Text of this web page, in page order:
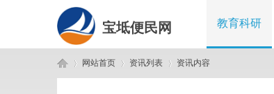
宝坻便民网 教育科研
网站首页 资讯列表 资讯内容